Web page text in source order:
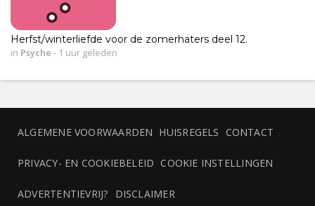
Herfst/winterliefde voor de zomerhaters deel 12.
in Psyche - 1 uur geleden
ALGEMENE VOORWAARDEN HUISREGELS CONTACT
PRIVACY- EN COOKIEBELEID COOKIE INSTELLINGEN
ADVERTENTIEVRIJ? DISCLAIMER